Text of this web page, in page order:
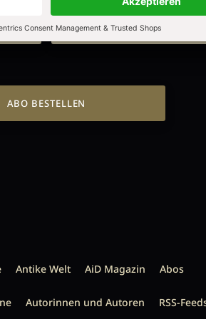
ALLE HEFTE
ABO BESTELLEN
Antike Welt AiD Magazin Abos
Autorinnen und Autoren RSS-